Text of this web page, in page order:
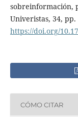
sobreinformación,
Univeristas, 34, pp.
https://doi.org/
CÓMO CITAR